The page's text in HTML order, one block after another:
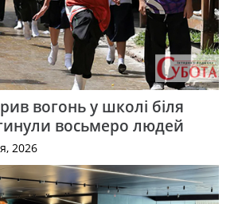
вогонь у школі біля
восьмеро людей
2026